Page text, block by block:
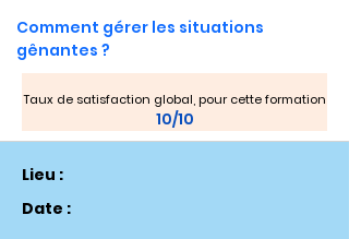
Comment gérer les situations
gênantes ?
Taux de satisfaction global, pour cette formation
10/10
Lieu :
Date :